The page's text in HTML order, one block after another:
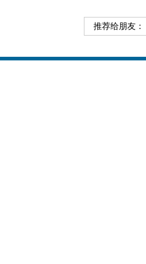
推荐给朋友：